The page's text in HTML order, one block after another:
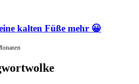
kalten Füße mehr 😀